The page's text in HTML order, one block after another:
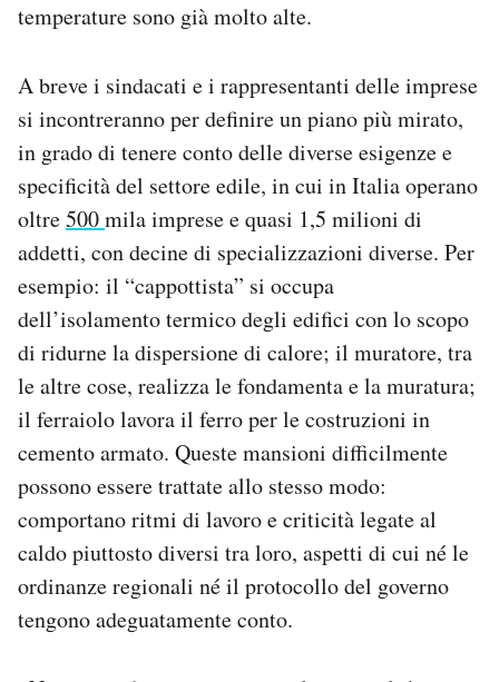
temperature sono già molto alte.
A breve i sindacati e i rappresentanti delle imprese
si incontreranno per definire un piano più mirato,
in grado di tenere conto delle diverse esigenze e
specificità del settore edile, in cui in Italia operano
oltre500mila imprese e quasi 1,5 milioni di
addetti, con decine di specializzazioni diverse. Per
esempio: il “cappottista” si occupa
dell’isolamento termico degli edifici con lo scopo
di ridurne la dispersione di calore; il muratore, tra
le altre cose, realizza le fondamenta e la muratura;
il ferraiolo lavora il ferro per le costruzioni in
cemento armato. Queste mansioni difficilmente
possono essere trattate allo stesso modo:
comportano ritmi di lavoro e criticità legate al
caldo piuttosto diversi tra loro, aspetti di cui né le
ordinanze regionali né il protocollo del governo
tengono adeguatamente conto.